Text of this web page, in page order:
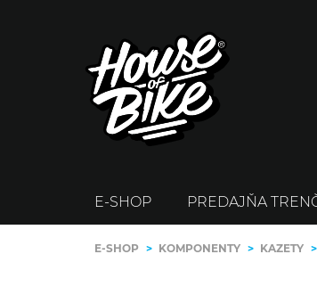
E-SHOP PREDAJŇA
E-SHOP > KOMPONENTY > KAZETY >